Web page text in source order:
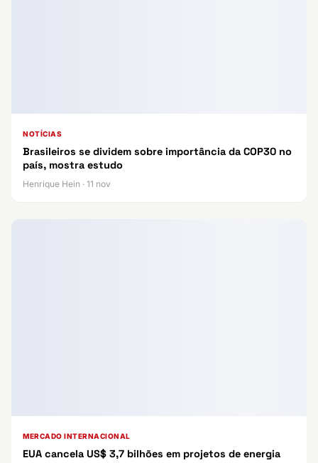
NOTÍCIAS
Brasileiros se dividem sobre importância da COP30 no
país, mostra estudo
Henrique Hein · 11 nov
MERCADO INTERNACIONAL
EUA cancela US$ 3,7 bilhões em projetos de energia